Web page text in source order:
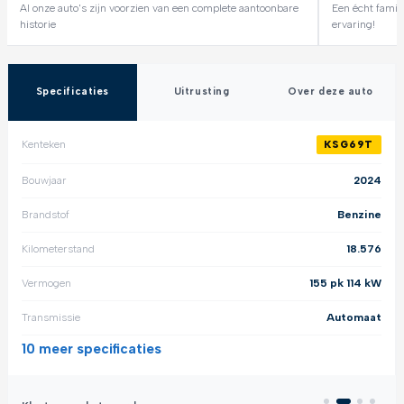
Al onze auto's zijn voorzien van een complete aantoonbare
historie
Een écht
ervaring!
Specificaties Uitrusting Over deze auto
Kenteken KSG69T
Bouwjaar 2024
Brandstof Benzine
Kilometerstand 18.576
Vermogen 155 pk 114 kW
Transmissie Automaat
10 meer specificaties